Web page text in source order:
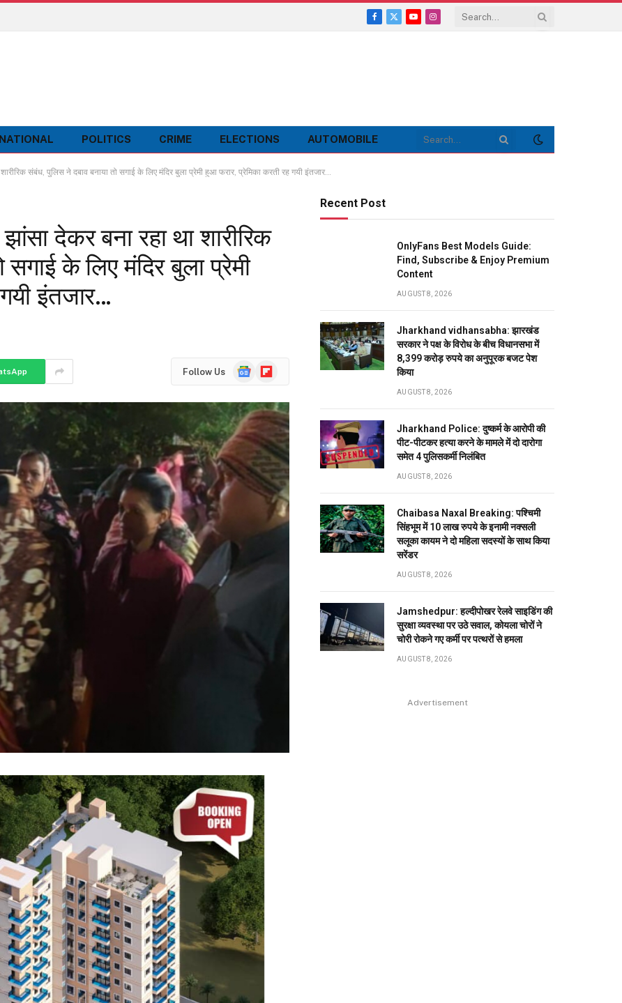
Facebook
X
YouTubeInstagram
NATIONAL POLITICS CRIME ELECTIONS AUTOMOBILE
संबंध, पुलिस ने दबाव बनाया तो सगाई के लिए मंदिर बुला प्रेमी हुआ फरार, प्रेमिका करती रह गयी इंतजार…
देकर बना रहा था शारीरिक
के लिए मंदिर बुला प्रेमी
इंतजार…
Follow Us
GoogleFlipboard
Recent Post
OnlyFans Best Models Guide:
Find, Subscribe & Enjoy Premium
Content
AUGUST 8, 2026
Jharkhand vidhansabha: झारखंड
सरकार ने पक्ष के विरोध के बीच विधानसभा में
8,399 करोड़ रुपये का अनुपूरक बजट पेश
किया
AUGUST 8, 2026
Jharkhand Police: दुष्कर्म के आरोपी की
पीट-पीटकर हत्या करने के मामले में दो दारोगा
समेत 4 पुलिसकर्मी निलंबित
AUGUST 8, 2026
Chaibasa Naxal Breaking: पश्चिमी
सिंहभूम में 10 लाख रुपये के इनामी नक्सली
सलूका कायम ने दो महिला सदस्यों के साथ किया
सरेंडर
AUGUST 8, 2026
Jamshedpur: हल्दीपोखर रेलवे साइडिंग की
सुरक्षा व्यवस्था पर उठे सवाल, कोयला चोरों ने
चोरी रोकने गए कर्मी पर पत्थरों से हमला
AUGUST 8, 2026
Advertisement